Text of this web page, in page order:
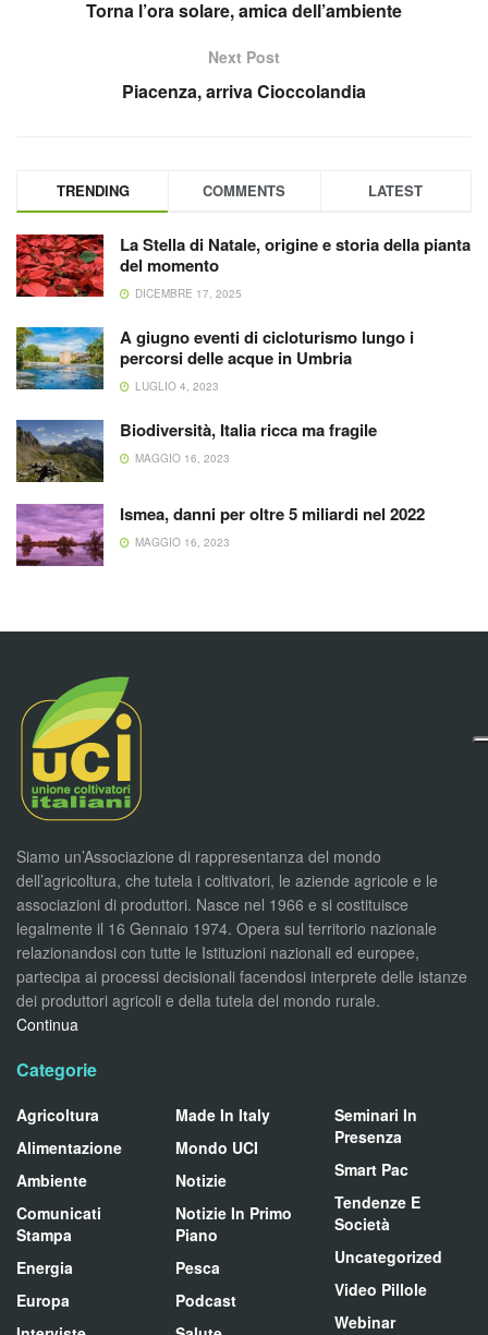
Torna l’ora solare, amica dell’ambiente
Next Post
Piacenza, arriva Cioccolandia
TRENDING COMMENTS LATEST
La Stella di Natale, origine e storia della pianta
del momento
DICEMBRE 17, 2025
A giugno eventi di cicloturismo lungo i
percorsi delle acque in Umbria
LUGLIO 4, 2023
Biodiversità, Italia ricca ma fragile
MAGGIO 16, 2023
Ismea, danni per oltre 5 miliardi nel 2022
MAGGIO 16, 2023
Siamo un’Associazione di rappresentanza del mondo
dell’agricoltura, che tutela i coltivatori, le aziende agricole e le
associazioni di produttori. Nasce nel 1966 e si costituisce
legalmente il 16 Gennaio 1974. Opera sul territorio nazionale
relazionandosi con tutte le Istituzioni nazionali ed europee,
partecipa ai processi decisionali facendosi interprete delle istanze
dei produttori agricoli e della tutela del mondo rurale.
Continua
Categorie
Agricoltura
Alimentazione
Ambiente
Comunicati
Stampa
Energia
Europa
Made In Italy
Mondo UCI
Notizie
Notizie In Primo
Piano
Pesca
Podcast
Seminari In
Presenza
Smart Pac
Tendenze E
Società
Uncategorized
Video Pillole
Webinar